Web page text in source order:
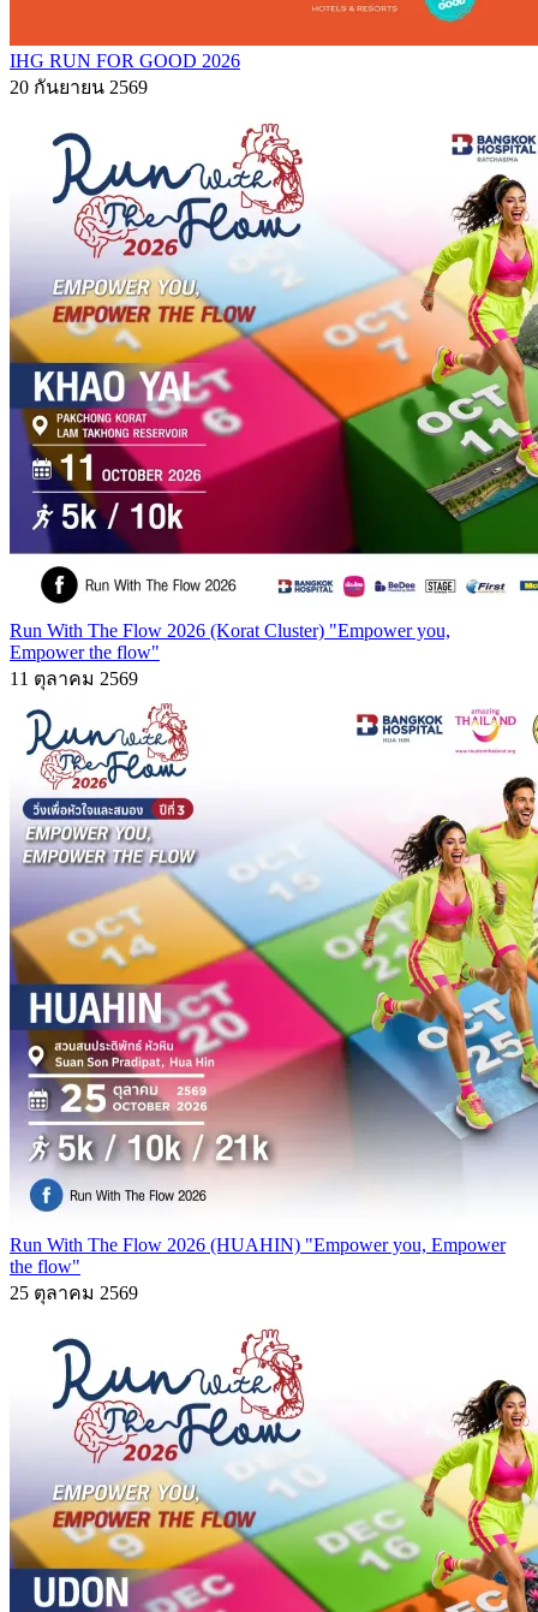
IHG RUN FOR GOOD 2026
20 กันยายน 2569
Run With The Flow 2026 (Korat Cluster) "Empower you,
Empower the flow"
11 ตุลาคม 2569
Run With The Flow 2026 (HUAHIN) "Empower you, Empower
the flow"
25 ตุลาคม 2569